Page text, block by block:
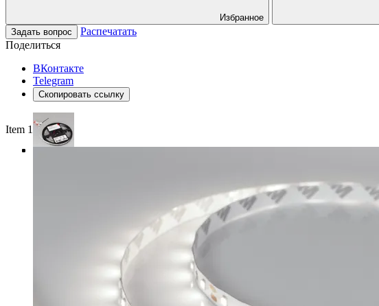
Избранное
Задать вопрос
Распечатать
Поделиться
ВКонтакте
Telegram
Скопировать ссылку
Item 1 of 4